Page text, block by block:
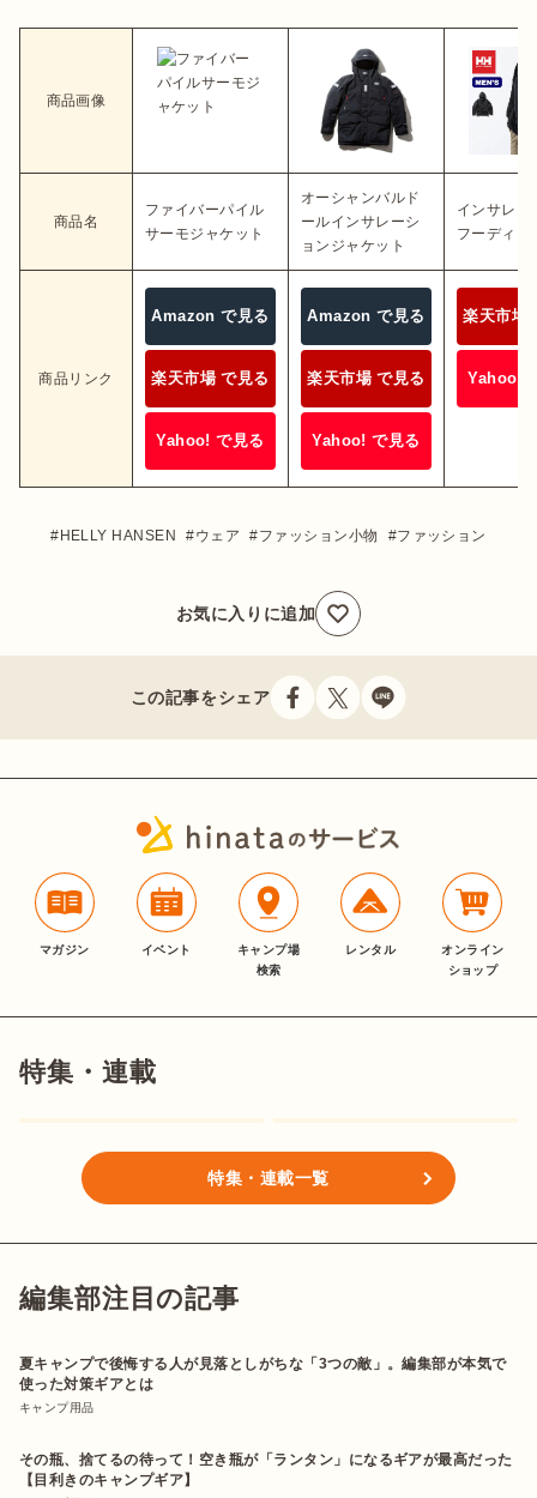
商品画像
商品名
ファイバーパイル
サーモジャケット
オーシャンバルド
ールインサレーシ
ョンジャケット
インサレー
フーディー
商品リンク
Amazon で見る
楽天市場 で見る
Yahoo! で見る
Amazon で見る
楽天市場 で見る
Yahoo! で見る
楽天市場
Yahoo!
HELLY HANSEN ウェア ファッション小物 ファッション
お気に入りに追加
この記事をシェア
マガジン イベント
キャンプ場
検索
レンタル
オンライン
ショップ
特集・連載
特集・連載一覧
編集部注目の記事
夏キャンプで後悔する人が見落としがちな「3つの敵」。編集部が本気で
使った対策ギアとは
キャンプ用品
その瓶、捨てるの待って！空き瓶が「ランタン」になるギアが最高だった
【目利きのキャンプギア】